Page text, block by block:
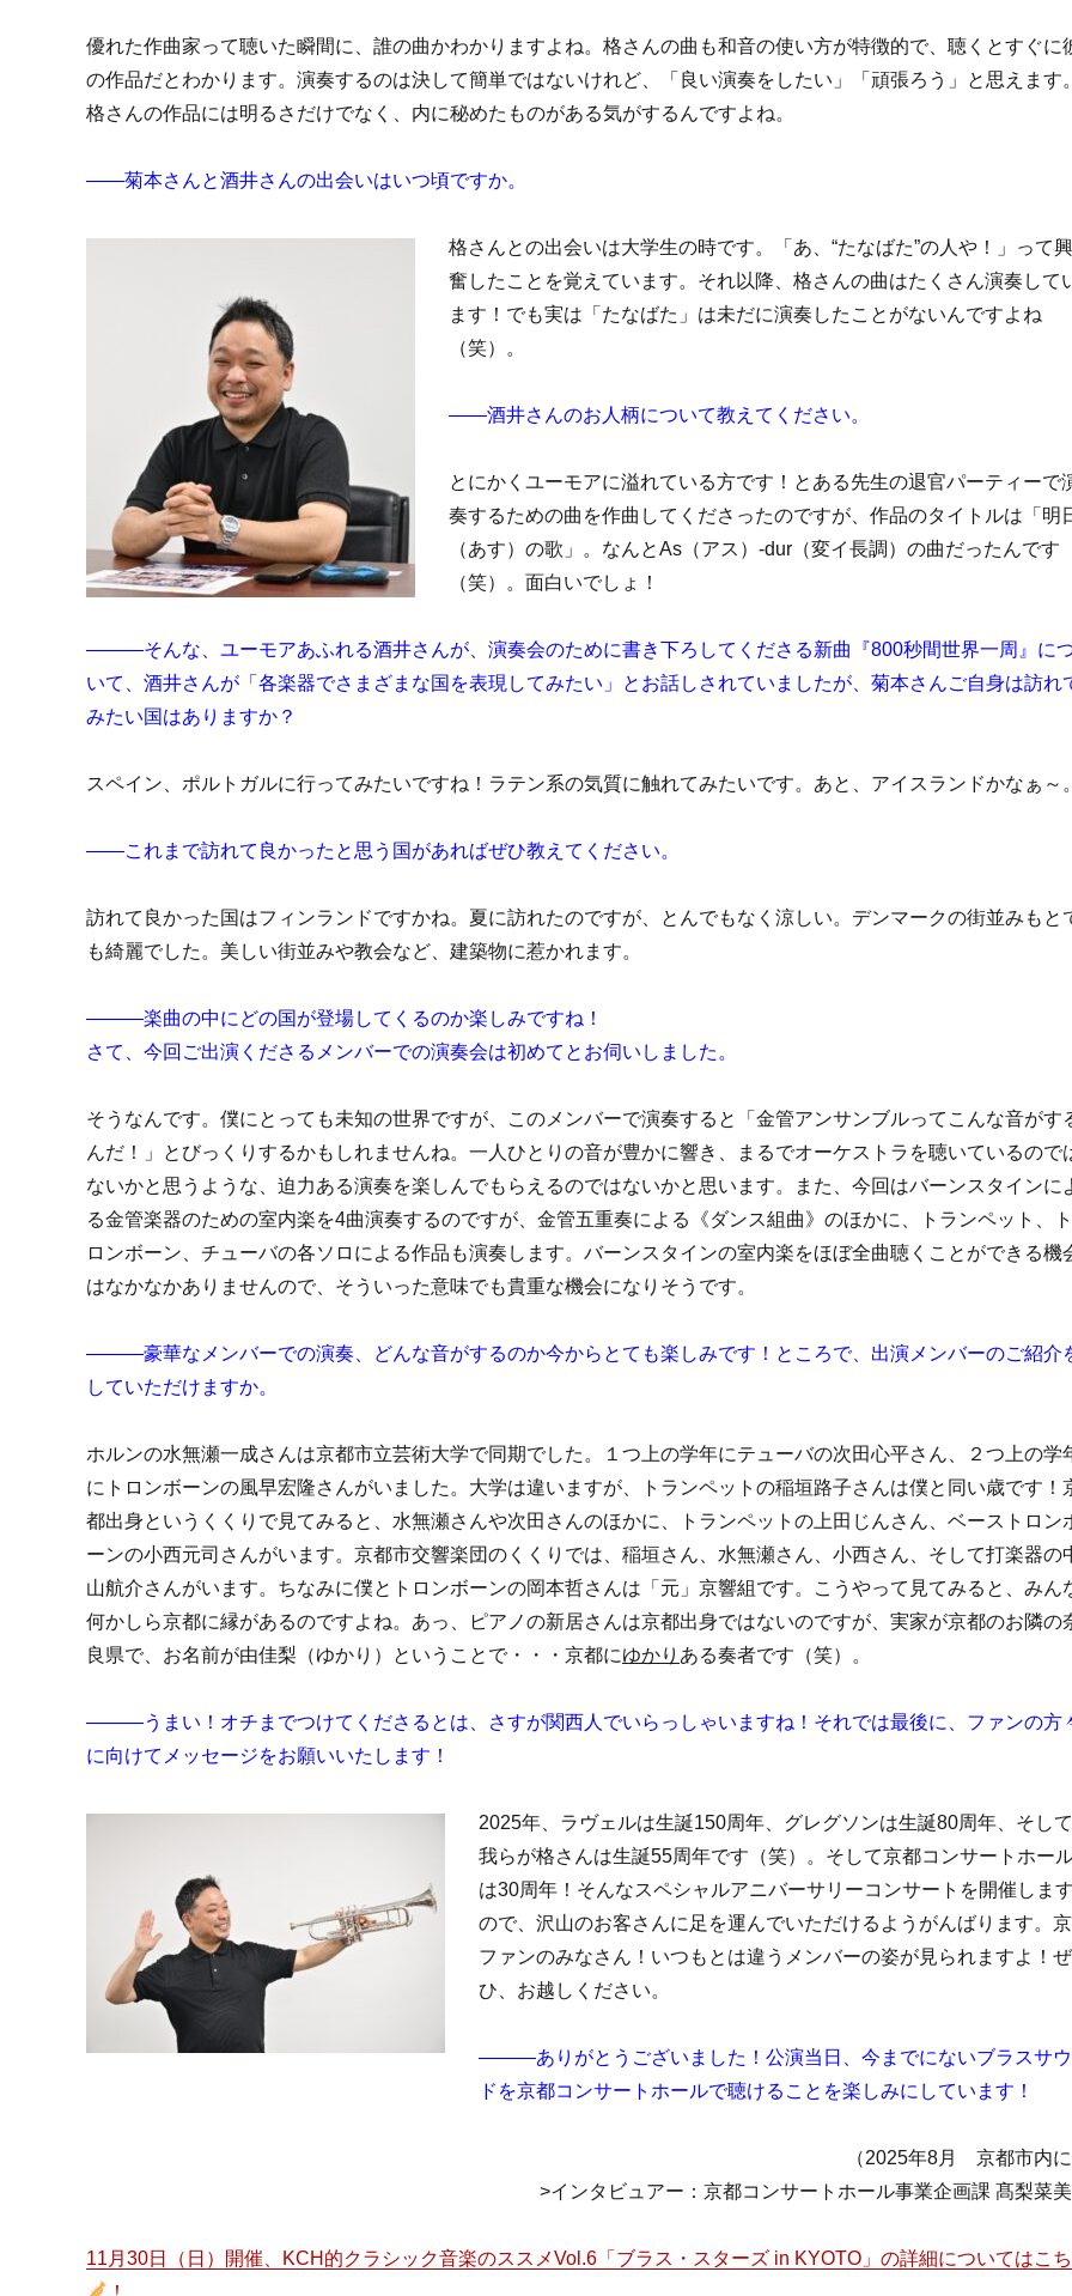
優れた作曲家って聴いた瞬間に、誰の曲かわかりますよね。格さんの曲も和音の使い方が特徴的で、聴くとすぐに
の作品だとわかります。演奏するのは決して簡単ではないけれど、「良い演奏をしたい」「頑張ろう」と思えます。
格さんの作品には明るさだけでなく、内に秘めたものがある気がするんですよね。
――菊本さんと酒井さんの出会いはいつ頃ですか。
格さんとの出会いは大学生の時です。「あ、“たなばた”の人や！」って興
奮したことを覚えています。それ以降、格さんの曲はたくさん演奏して
ます！でも実は「たなばた」は未だに演奏したことがないんですよね
（笑）。
――酒井さんのお人柄について教えてください。
とにかくユーモアに溢れている方です！とある先生の退官パーティーで
奏するための曲を作曲してくださったのですが、作品のタイトルは「明
（あす）の歌」。なんとAs（アス）-dur（変イ長調）の曲だったんです
（笑）。面白いでしょ！
―――そんな、ユーモアあふれる酒井さんが、演奏会のために書き下ろしてくださる新曲『800秒間世界一周』に
いて、酒井さんが「各楽器でさまざまな国を表現してみたい」とお話しされていましたが、菊本さんご自身は訪れ
みたい国はありますか？
スペイン、ポルトガルに行ってみたいですね！ラテン系の気質に触れてみたいです。あと、アイスランドかなぁ～。
――これまで訪れて良かったと思う国があればぜひ教えてください。
訪れて良かった国はフィンランドですかね。夏に訪れたのですが、とんでもなく涼しい。デンマークの街並みもと
も綺麗でした。美しい街並みや教会など、建築物に惹かれます。
―――楽曲の中にどの国が登場してくるのか楽しみですね！
さて、今回ご出演くださるメンバーでの演奏会は初めてとお伺いしました。
そうなんです。僕にとっても未知の世界ですが、このメンバーで演奏すると「金管アンサンブルってこんな音がす
んだ！」とびっくりするかもしれませんね。一人ひとりの音が豊かに響き、まるでオーケストラを聴いているので
ないかと思うような、迫力ある演奏を楽しんでもらえるのではないかと思います。また、今回はバーンスタインに
る金管楽器のための室内楽を4曲演奏するのですが、金管五重奏による《ダンス組曲》のほかに、トランペット、ト
ロンボーン、チューバの各ソロによる作品も演奏します。バーンスタインの室内楽をほぼ全曲聴くことができる機
はなかなかありませんので、そういった意味でも貴重な機会になりそうです。
―――豪華なメンバーでの演奏、どんな音がするのか今からとても楽しみです！ ところで、出演メンバーのご紹介
していただけますか。
ホルンの水無瀬一成さんは京都市立芸術大学で同期でした。１つ上の学年にテューバの次田心平さん、２つ上の学
にトロンボーンの風早宏隆さんがいました。大学は違いますが、トランペットの稲垣路子さんは僕と同い歳です！
都出身というくくりで見てみると、水無瀬さんや次田さんのほかに、トランペットの上田じんさん、ベーストロン
ーンの小西元司さんがいます。京都市交響楽団のくくりでは、稲垣さん、水無瀬さん、小西さん、そして打楽器の
山航介さんがいます。ちなみに僕とトロンボーンの岡本哲さんは「元」京響組です。こうやって見てみると、みん
何かしら京都に縁があるのですよね。あっ、ピアノの新居さんは京都出身ではないのですが、実家が京都のお隣の
良県で、お名前が由佳梨（ゆかり）ということで・・・京都にゆかり ある奏者です（笑）。
―――うまい！オチまでつけてくださるとは、さすが関西人でいらっしゃいますね！ それでは最後に、ファンの方
に向けてメッセージをお願いいたします！
2025年、ラヴェルは生誕150周年、グレグソンは生誕80周年、そして
我らが格さんは生誕55周年です（笑）。そして京都コンサートホー
は30周年！そんなスペシャルアニバーサリーコンサートを開催します
ので、沢山のお客さんに足を運んでいただけるようがんばります。
ファンのみなさん！いつもとは違うメンバーの姿が見られますよ！ぜ
ひ、お越しください。
―――ありがとうございました！公演当日、今までにないブラスサ
ドを京都コンサートホールで聴けることを楽しみにしています！
（2025年8月 京都市内に
>インタビュアー：京都コンサートホール事業企画課 髙梨菜美
11月30日（日）開催、KCH的クラシック音楽のススメVol.6「ブラス・スターズ in KYOTO」の詳細についてはこ
！